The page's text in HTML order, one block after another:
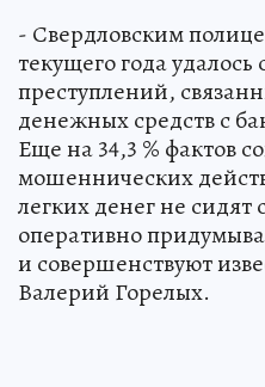
- Свердловским
текущего года удалось
преступлений,
денежных средств с
Еще на 34,3 % фактов
мошеннических
легких денег не
оперативно
и совершенствуют
Валерий Горелых.